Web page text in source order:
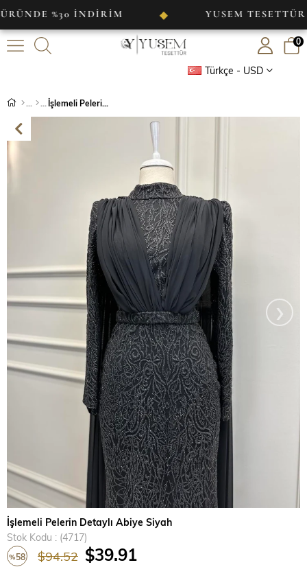
%30 İNDİRİM ◆ YUSEM TESETTÜR ◆
Türkçe - USD
0
İşlemeli Pelerin Detaylı Abiye Siyah
›
İşlemeli Pelerin Detaylı Abiye Siyah
Stok Kodu
(4717)
%58 $94.52 $39.91